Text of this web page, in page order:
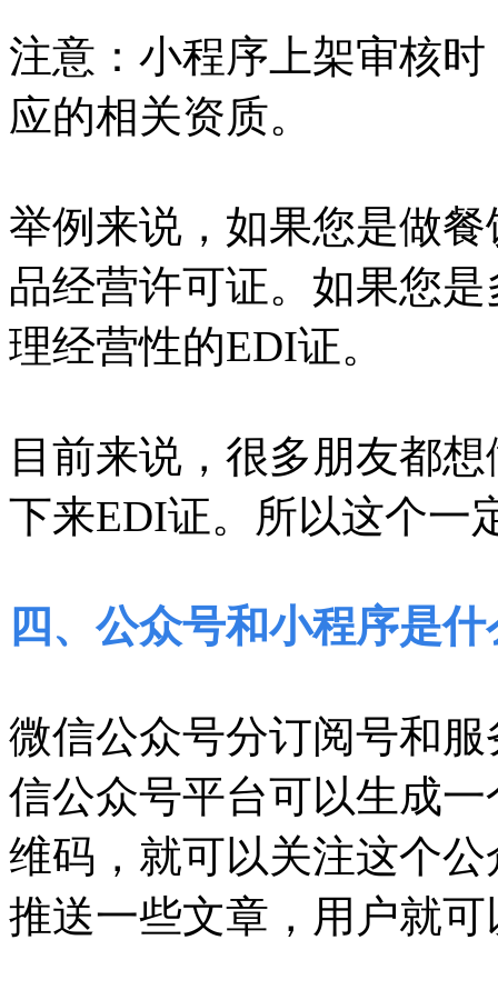
注意：小程序上架审核
应的相关资质。
举例来说，如果您是做
品经营许可证。如果您
理经营性的EDI证。
目前来说，很多朋友都
下来EDI证。所以这个一
四、公众号和小程序是
微信公众号分订阅号和
信公众号平台可以生成
维码，就可以关注这个
推送一些文章，用户就